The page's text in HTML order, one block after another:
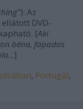
): Az
DVD-
[Aki
béna, fapados
]
, Portugál,